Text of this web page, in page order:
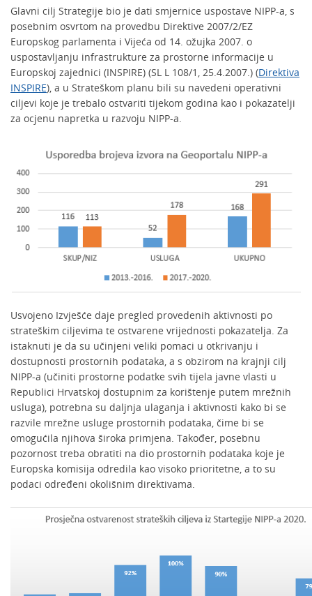
Glavni cilj Strategije bio je dati smjernice uspostave NIPP-a, s
posebnim osvrtom na provedbu Direktive 2007/2/EZ
Europskog parlamenta i Vijeća od 14. ožujka 2007. o
uspostavljanju infrastrukture za prostorne informacije u
Europskoj zajednici (INSPIRE) (SL L 108/1, 25.4.2007.) (Direktiva
INSPIRE), a u Strateškom planu bili su navedeni operativni
ciljevi koje je trebalo ostvariti tijekom godina kao i pokazatelji
za ocjenu napretka u razvoju NIPP-a.
Usvojeno Izvješće daje pregled provedenih aktivnosti po
strateškim ciljevima te ostvarene vrijednosti pokazatelja. Za
istaknuti je da su učinjeni veliki pomaci u otkrivanju i
dostupnosti prostornih podataka, a s obzirom na krajnji cilj
NIPP-a (učiniti prostorne podatke svih tijela javne vlasti u
Republici Hrvatskoj dostupnim za korištenje putem mrežnih
usluga), potrebna su daljnja ulaganja i aktivnosti kako bi se
razvile mrežne usluge prostornih podataka, čime bi se
omogućila njihova široka primjena. Također, posebnu
pozornost treba obratiti na dio prostornih podataka koje je
Europska komisija odredila kao visoko prioritetne, a to su
podaci određeni okolišnim direktivama.